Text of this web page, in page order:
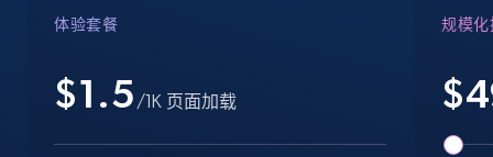
体验套餐
$1.5 /1K 页面加载
规模化
$